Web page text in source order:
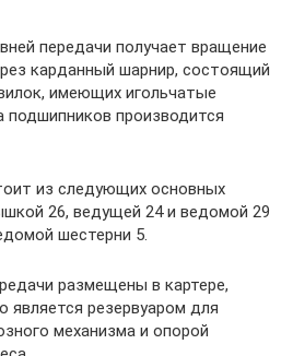
передачи получает вращение
карданный шарнир, состоящий
имеющих игольчатые
подшипников производится
из следующих основных
26, ведущей 24 и ведомой 29
шестерни 5.
размещены в картере,
является резервуаром для
механизма и опорой